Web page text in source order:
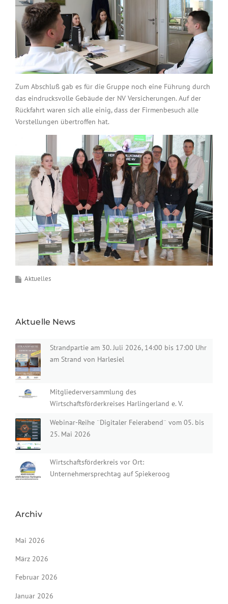
Zum Abschluß gab es für die Gruppe noch eine Führung durch
das eindrucksvolle Gebäude der NV Versicherungen. Auf der
Rückfahrt waren sich alle einig, dass der Firmenbesuch alle
Vorstellungen übertroffen hat.
Aktuelles
Aktuelle News
Strandpartie am 30. Juli 2026, 14:00 bis 17:00 Uhr
am Strand von Harlesiel
Mitgliederversammlung des
Wirtschaftsförderkreises Harlingerland e. V.
Webinar-Reihe ¨Digitaler Feierabend¨ vom 05. bis
25. Mai 2026
Wirtschaftsförderkreis vor Ort:
Unternehmersprechtag auf Spiekeroog
Archiv
Mai 2026
März 2026
Februar 2026
Januar 2026